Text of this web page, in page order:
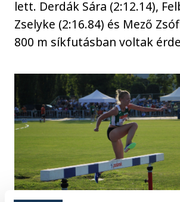
lett. Derdák Sára (2:12.14),
Zselyke (2:16.84) és Mező
800 m síkfutásban voltak